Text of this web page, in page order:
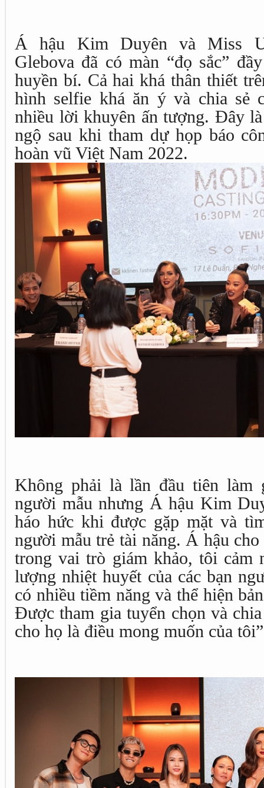
Á hậu Kim Duyên và Miss
Glebova đã có màn “đọ sắc”
huyền bí. Cả hai khá thân thiết
hình selfie khá ăn ý và chia sẻ
nhiều lời khuyên ấn tượng. Đây
ngộ sau khi tham dự họp báo
hoàn vũ Việt Nam 2022.
Không phải là lần đầu tiên làm
người mẫu nhưng Á hậu Kim
háo hức khi được gặp mặt và
người mẫu trẻ tài năng. Á hậu
trong vai trò giám khảo, tôi cảm
lượng nhiệt huyết của các bạn
có nhiều tiềm năng và thể hiện
Được tham gia tuyển chọn và
cho họ là điều mong muốn của